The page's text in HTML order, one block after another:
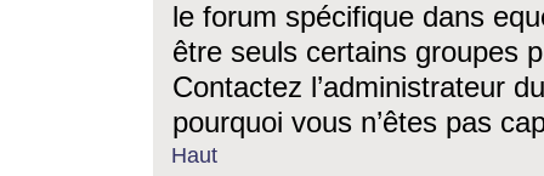
le forum spécifique dans
être seuls certains groupes
Contactez l’administrateur
pourquoi vous n’êtes pas
Haut